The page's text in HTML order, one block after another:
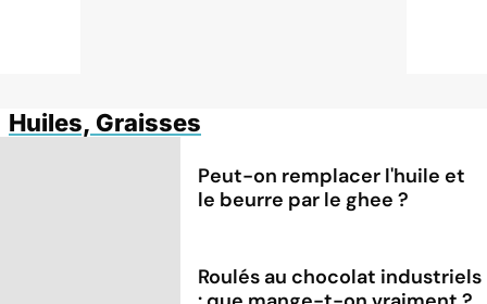
Huiles, Graisses
Peut-on remplacer l'huile et
le beurre par le ghee ?
Roulés au chocolat industriels